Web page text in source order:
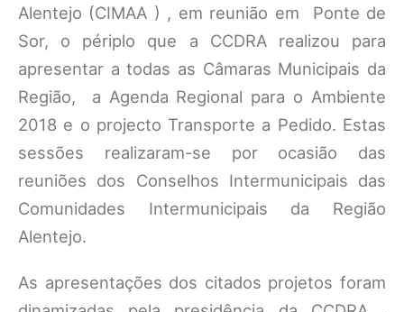
Alentejo (CIMAA ) , em reunião em Ponte de
Sor, o périplo que a CCDRA realizou para
apresentar a todas as Câmaras Municipais da
Região, a Agenda Regional para o Ambiente
2018 e o projecto Transporte a Pedido. Estas
sessões realizaram-se por ocasião das
reuniões dos Conselhos Intermunicipais das
Comunidades Intermunicipais da Região
Alentejo.
As apresentações dos citados projetos foram